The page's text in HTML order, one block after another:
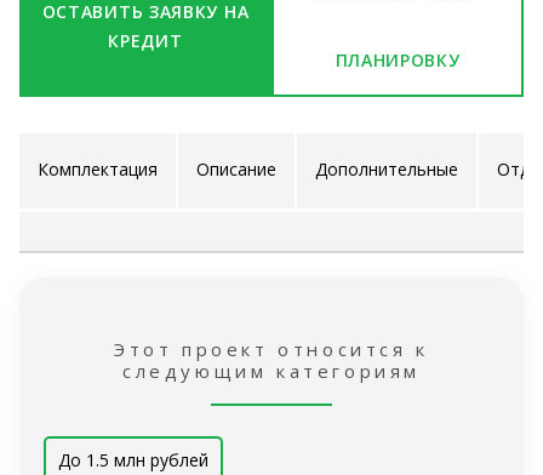
ПЛАНИРОВКУ
ОСТАВИТЬ ЗАЯВКУ НА
КРЕДИТ
Комплектация Описание Дополнительные
Этот проект относится к
следующим категориям
До 1.5 млн рублей